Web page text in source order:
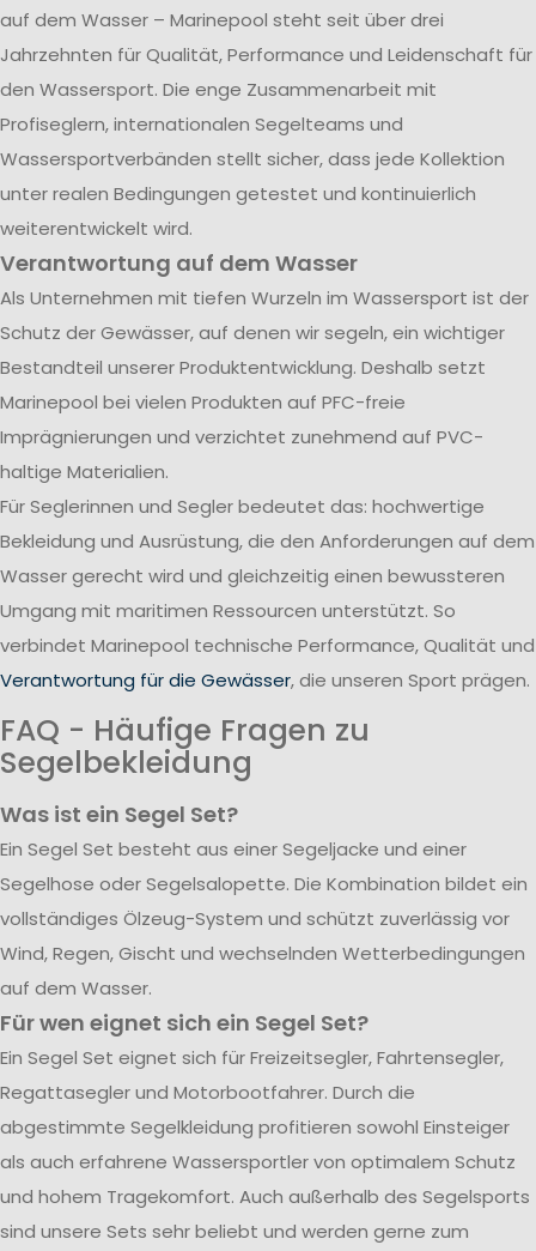
auf dem Wasser – Marinepool steht seit über drei
Jahrzehnten für Qualität, Performance und Leidenschaft für
den Wassersport. Die enge Zusammenarbeit mit
Profiseglern, internationalen Segelteams und
Wassersportverbänden stellt sicher, dass jede Kollektion
unter realen Bedingungen getestet und kontinuierlich
weiterentwickelt wird.
Verantwortung auf dem Wasser
Als Unternehmen mit tiefen Wurzeln im Wassersport ist der
Schutz der Gewässer, auf denen wir segeln, ein wichtiger
Bestandteil unserer Produktentwicklung. Deshalb setzt
Marinepool bei vielen Produkten auf PFC-freie
Imprägnierungen und verzichtet zunehmend auf PVC-
haltige Materialien.
Für Seglerinnen und Segler bedeutet das: hochwertige
Bekleidung und Ausrüstung, die den Anforderungen auf dem
Wasser gerecht wird und gleichzeitig einen bewussteren
Umgang mit maritimen Ressourcen unterstützt. So
verbindet Marinepool technische Performance, Qualität und
Verantwortung für die Gewässer, die unseren Sport prägen.
FAQ - Häufige Fragen zu
Segelbekleidung
Was ist ein Segel Set?
Ein Segel Set besteht aus einer Segeljacke und einer
Segelhose oder Segelsalopette. Die Kombination bildet ein
vollständiges Ölzeug-System und schützt zuverlässig vor
Wind, Regen, Gischt und wechselnden Wetterbedingungen
auf dem Wasser.
Für wen eignet sich ein Segel Set?
Ein Segel Set eignet sich für Freizeitsegler, Fahrtensegler,
Regattasegler und Motorbootfahrer. Durch die
abgestimmte Segelkleidung profitieren sowohl Einsteiger
als auch erfahrene Wassersportler von optimalem Schutz
und hohem Tragekomfort. Auch außerhalb des Segelsports
sind unsere Sets sehr beliebt und werden gerne zum